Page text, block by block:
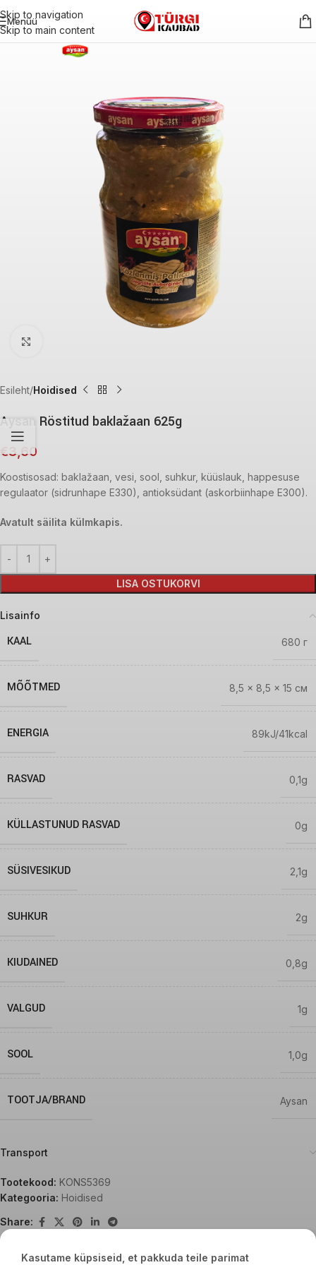
Skip to navigation
Skip to main content
Menüü
Esileht Hoidised
Aysan Röstitud baklažaan 625g
€3,60
Koostisosad: baklažaan, vesi, sool, suhkur, küüslauk, happesuse
regulaator (sidrunhape E330), antioksüdant (askorbiinhape E300).
Avatult säilita külmkapis.
LISA OSTUKORVI
Lisainfo
KAAL 680 г
MÕÕTMED 8,5 × 8,5 × 15 см
ENERGIA 89kJ/41kcal
RASVAD 0,1g
KÜLLASTUNUD RASVAD 0g
SÜSIVESIKUD 2,1g
SUHKUR 2g
KIUDAINED 0,8g
VALGUD 1g
SOOL 1,0g
TOOTJA/BRAND Aysan
Transport
Tootekood: KONS5369
Kategooria: Hoidised
Share:
Kasutame küpsiseid, et pakkuda teile parimat